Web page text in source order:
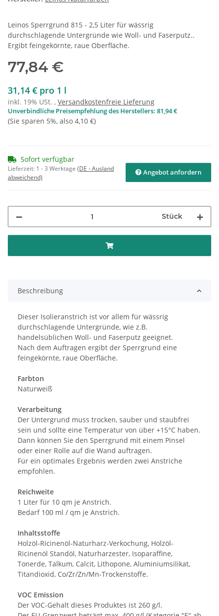
Leinos Sperrgrund 815 - 2,5 Liter für wässrig
durchschlagende Untergründe wie Woll- und Faserputz..
Ergibt feingekörnte, raue Oberfläche.
77,84 €
31,14 € pro 1 l
inkl. 19% USt. , Versandkostenfreie Lieferung
Unverbindliche Preisempfehlung des Herstellers: 81,94 €
(Sie sparen 5%, also 4,10 €)
Sofort verfügbar
Lieferzeit: 1 - 3 Werktage (DE - Ausland
abweichend)
Angebot anfordern
Stück
Beschreibung
Dieser Isolieranstrich ist vor allem für wässrig
durchschlagende Untergründe, wie z.B.
handelsüblichen Woll- und Faserputz geeignet.
Nach dem Auftragen ergibt der Sperrgrund eine
feingekörnte, raue Oberfläche.
Farbton
Naturweiß
Verarbeitung
Der Untergrund muss trocken, sauber und staubfrei
sein und sollte eine Temperatur von über +15°C haben.
Dann können Sie den Sperrgrund mit einem Pinsel
oder einer Rolle auf die Wand auftragen.
Für ein optimales Ergebnis werden zwei Anstriche
empfohlen.
Reichweite
1 Liter für 10 qm je Anstrich.
Bedarf 100 ml / qm je Anstrich.
Inhaltsstoffe
Holzöl-Ricinenöl-Naturharz-Verkochung, Holzöl-
Ricinenöl Standöl, Naturharzester, Isoparaffine,
Tonerde, Talkum, Calcit, Lithopone, Aluminiumsilikat,
Titandioxid, Co/Zr/Zn/Mn-Trockenstoffe.
VOC Emission
Der VOC-Gehalt dieses Produktes ist 260 g/l.